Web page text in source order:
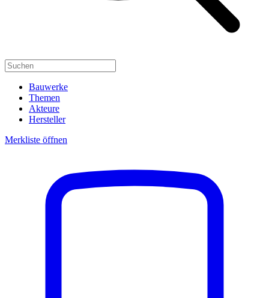
Bauwerke
Themen
Akteure
Hersteller
Merkliste öffnen